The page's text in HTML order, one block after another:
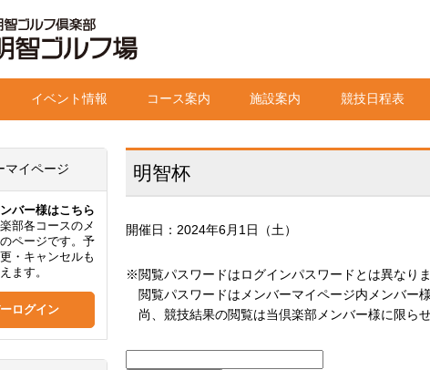
イベント情報 コース案内 施設案内 競技日程表
明智杯
開催日：2024年6月1日（土）
※閲覧パスワードはログインパスワードとは異なりま
閲覧パスワードはメンバーマイページ内メンバー
尚、競技結果の閲覧は当倶楽部メンバー様に限らせ
マイページ
バー様はこちら
部各コースのメ
ページです。予
・キャンセルも
ます。
ログイン